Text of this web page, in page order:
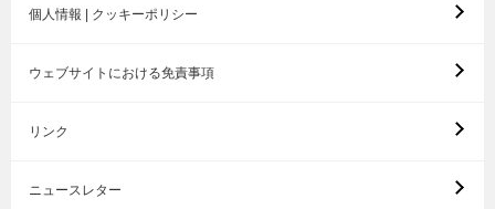
個人情報 | クッキーポリシー
ウェブサイトにおける免責事項
リンク
ニュースレター